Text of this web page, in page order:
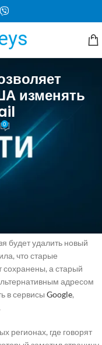
изменять
0
функции, могут зайти в
в раздел "Личная
почта
электронную
можно начать процесс
имя пользователя можно
будет удалить новый
что старые
сохранены, а старый
адресом
в сервисы Google,
регионах, где говорят